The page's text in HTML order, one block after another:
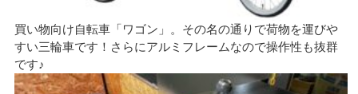
買い物向け自転車「ワゴン」。その名の通りで荷物を運びや
すい三輪車です！さらにアルミフレームなので操作性も抜群
です♪